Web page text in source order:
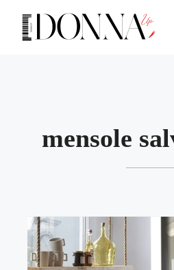
contenuto
mensole